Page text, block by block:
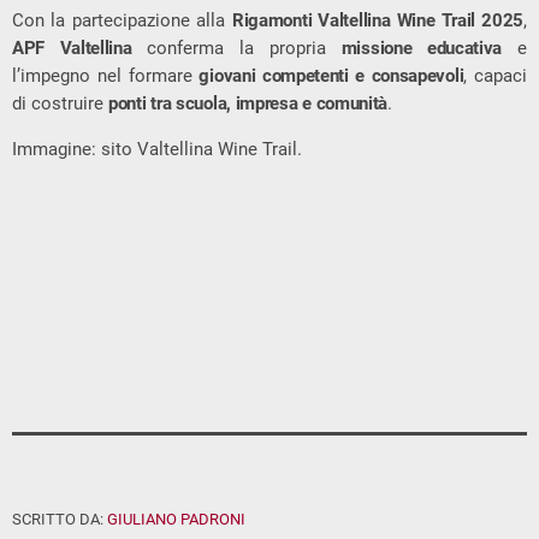
Con la partecipazione alla Rigamonti Valtellina Wine Trail 2025,
APF Valtellinaconferma la propria missione educativa e
l’impegno nel formaregiovani competenti e consapevoli, capaci
di costruire ponti tra scuola, impresa e comunità.
Immagine: sito Valtellina Wine Trail.
SCRITTO DA: GIULIANO PADRONI